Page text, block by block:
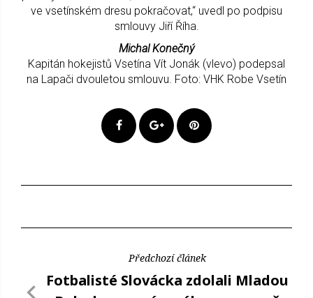
ve vsetínském dresu pokračovat,“ uvedl po podpisu
smlouvy Jiří Říha.
Michal Konečný
Kapitán hokejistů Vsetína Vít Jonák (vlevo) podepsal
na Lapači dvouletou smlouvu. Foto: VHK Robe Vsetín
Předchozí článek
Fotbalisté Slovácka zdolali Mladou